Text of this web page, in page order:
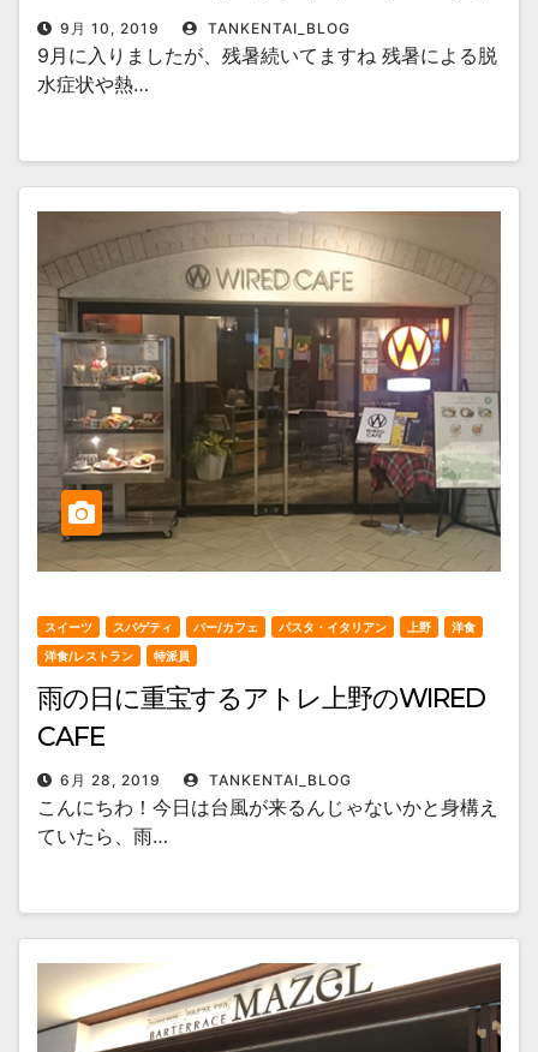
徒町・末広町
9月 10, 2019 TANKENTAI_BLOG
9月に入りましたが、残暑続いてますね 残暑による脱
水症状や熱…
スイーツ スパゲティ バー/カフェ パスタ・イタリアン 上野
洋食
洋食/レストラン
特派員
雨の日に重宝するアトレ上野のWIRED
CAFE
6月 28, 2019 TANKENTAI_BLOG
こんにちわ！今日は台風が来るんじゃないかと身構え
ていたら、雨…